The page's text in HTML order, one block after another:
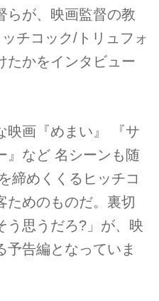
らが、映画監督の教
チコック/トリュフォ
たかをインタビュー
映画『めまい』 『サ
』など 名シーンも随
締めくくるヒッチコ
ためのものだ。裏切
う思うだろ?」が、映
予告編となっていま